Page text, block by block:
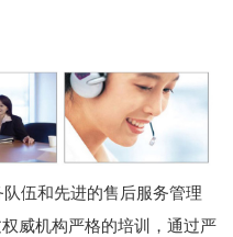
伍和先进的售后服务管理
威机构严格的培训，通过严